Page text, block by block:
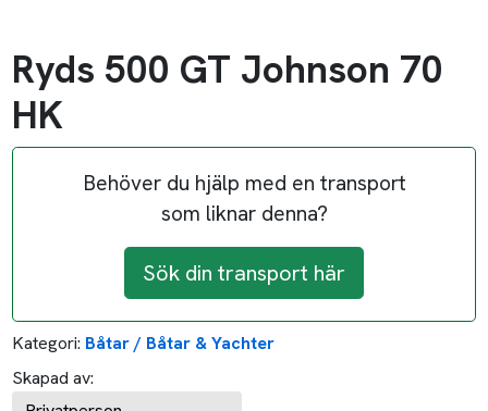
Ryds 500 GT Johnson 70
HK
Behöver du hjälp med en transport
som liknar denna?
Sök din transport här
Kategori: Båtar / Båtar & Yachter
Skapad av: